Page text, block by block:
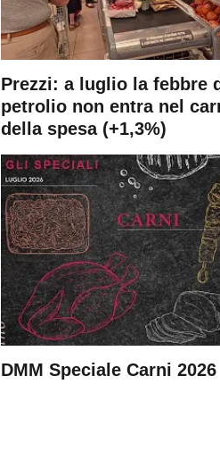
Prezzi: a luglio la febbre
petrolio non entra nel
della spesa (+1,3%)
DMM Speciale Carni 2026